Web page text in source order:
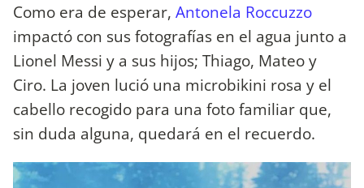
Como era de esperar, Antonela Roccuzzo
impactó con sus fotografías en el agua junto a
Lionel Messi y a sus hijos; Thiago, Mateo y
Ciro. La joven lució una microbikini rosa y el
cabello recogido para una foto familiar que,
sin duda alguna, quedará en el recuerdo.